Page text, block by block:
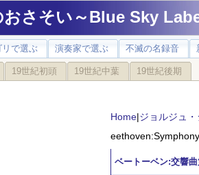
さそい～Blue Sky
リで選ぶ 演奏家で選ぶ 不滅の名録音
19世紀初頭 19世紀中葉 19世紀後期
Home|ジョルジュ
ベートーベン:交響